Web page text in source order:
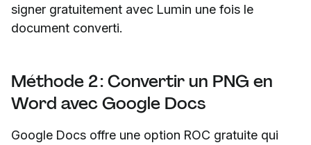
signer gratuitement avec Lumin une fois le
document converti.
Méthode 2 : Convertir un PNG en
Word avec Google Docs
Google Docs offre une option ROC gratuite qui